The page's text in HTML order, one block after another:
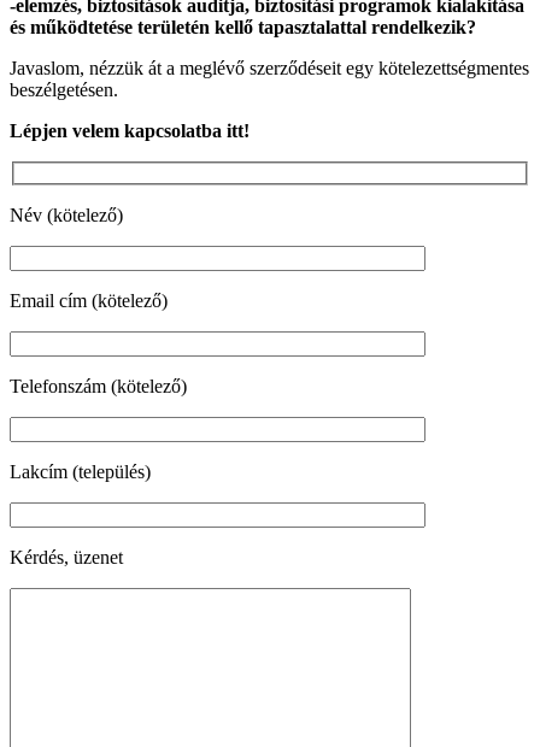
-elemzés, biztosítások auditja, biztosítási programok kialakítása
és működtetése területén kellő tapasztalattal rendelkezik?
Javaslom, nézzük át a meglévő szerződéseit egy kötelezettségmentes
beszélgetésen.
Lépjen velem kapcsolatba itt!
Név (kötelező)
Email cím (kötelező)
Telefonszám (kötelező)
Lakcím (település)
Kérdés, üzenet